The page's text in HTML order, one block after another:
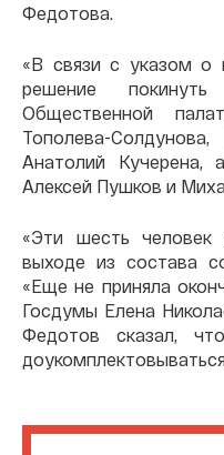
Федотова.
«В связи с указом о
решение
Общественной
Тополева-
Анатолий Кучерена,
Алексей Пушков и
«Эти шесть человек
выходе из состава
«Еще не приняла
Госдумы Елена
Федотов сказал,